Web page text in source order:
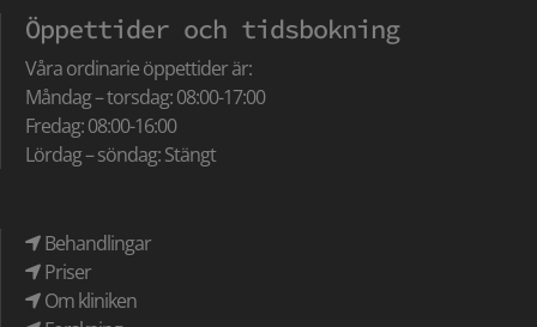
Öppettider och tidsbokning
Våra ordinarie öppettider är:
Måndag – torsdag: 08:00-17:00
Fredag: 08:00-16:00
Lördag – söndag: Stängt
Behandlingar
Priser
Om kliniken